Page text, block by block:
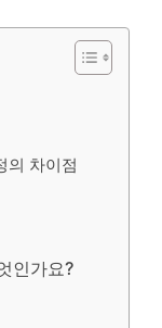
의 차이점
인가요?